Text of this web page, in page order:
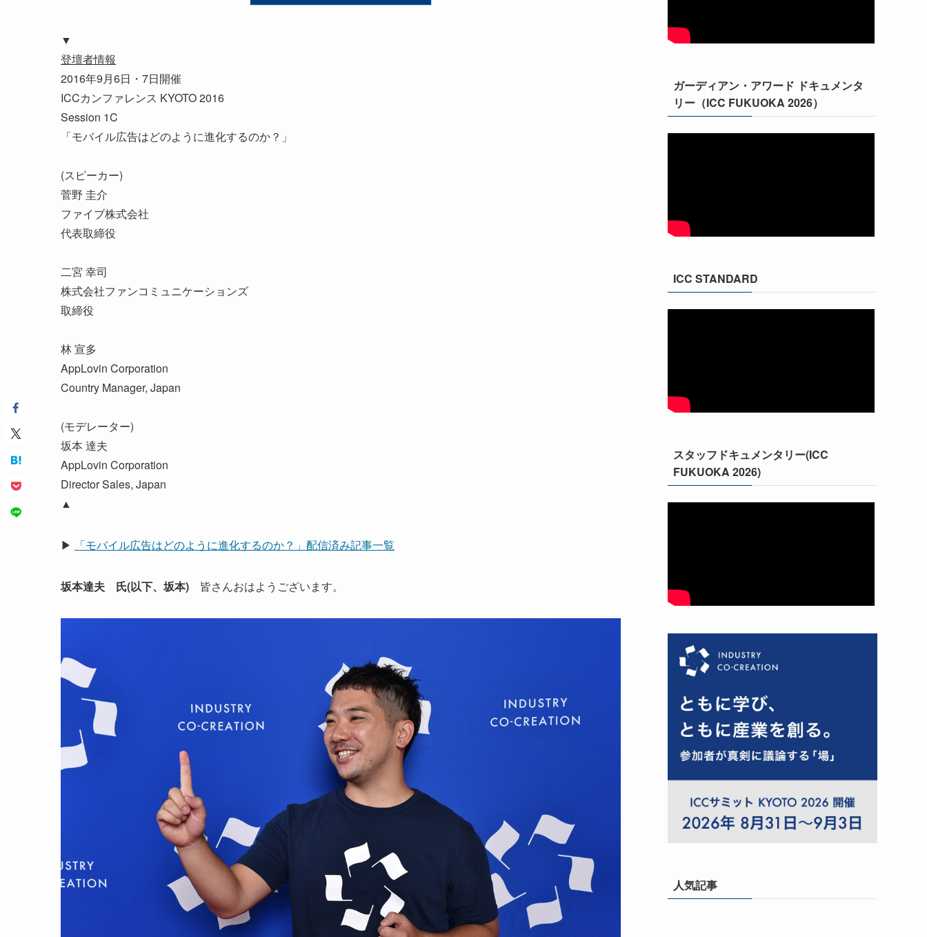
▼
登壇者情報
2016年9月6日・7日開催
ICCカンファレンス KYOTO 2016
Session 1C
「モバイル広告はどのように進化するのか？」
(スピーカー)
菅野 圭介
ファイブ株式会社
代表取締役
二宮 幸司
株式会社ファンコミュニケーションズ
取締役
林 宣多
AppLovin Corporation
Country Manager, Japan
(モデレーター)
坂本 達夫
AppLovin Corporation
Director Sales, Japan
▲
▶ 「モバイル広告はどのように進化するのか？」配信済み記事一覧
坂本達夫 氏(以下、坂本) 皆さんおはようございます。
ガーディアン・アワード ドキュメンタ
リー（ICC FUKUOKA 2026）
ICC STANDARD
スタッフドキュメンタリー(ICC
FUKUOKA 2026)
人気記事